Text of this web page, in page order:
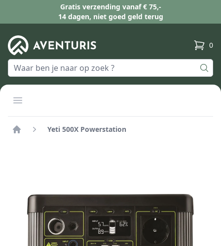
Gratis verzending vanaf € 75,-
14 dagen, niet goed geld terug
0
Open menu
Yeti 500X Powerstation